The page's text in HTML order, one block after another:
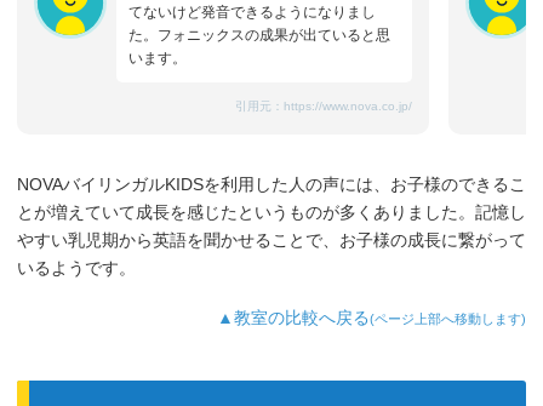
てないけど発音できるようになりまし
た。フォニックスの成果が出ていると思
います。
引用元： https://www.nova.co.jp/
NOVAバイリンガルKIDSを利用した人の声には、お子様のできるこ
とが増えていて成長を感じたというものが多くありました。記憶し
やすい乳児期から英語を聞かせることで、お子様の成長に繋がって
いるようです。
▲教室の比較へ戻る(ページ上部へ移動します)